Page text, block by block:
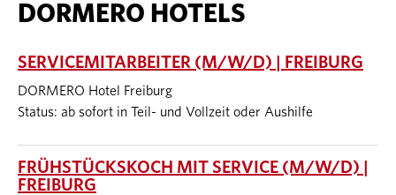
DORMERO HOTELS
SERVICEMITARBEITER (M/W/D) | FREIBURG
DORMERO Hotel Freiburg
Status: ab sofort in Teil- und Vollzeit oder Aushilfe
FRÜHSTÜCKSKOCH MIT SERVICE (M/W/D) |
FREIBURG